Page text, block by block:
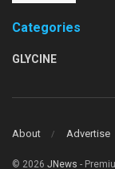
Categories
GLYCINE
About Advertise
© 2026 JNews -